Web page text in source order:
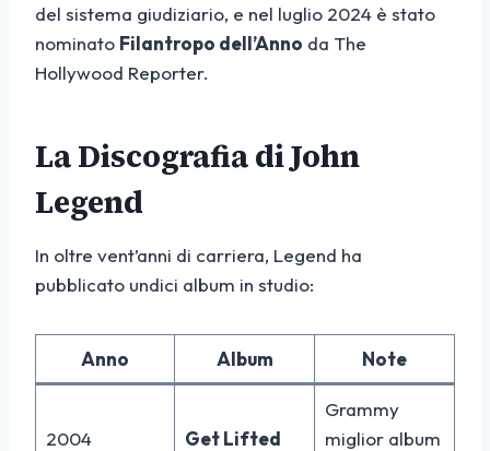
del sistema giudiziario, e nel luglio 2024 è stato
nominato Filantropo dell’Anno da The
Hollywood Reporter.
La Discografia di John
Legend
In oltre vent’anni di carriera, Legend ha
pubblicato undici album in studio:
Anno Album Note
2004 Get Lifted
Grammy
miglior album